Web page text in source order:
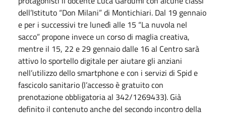
dell’Istituto “Don Milani” di Montichiari. Dal 19 gennaio
e per i successivi tre lunedì alle 15 “La nuvola nel
sacco” propone invece un corso di maglia creativa,
mentre il 15, 22 e 29 gennaio dalle 16 al Centro sarà
attivo lo sportello digitale per aiutare gli anziani
nell’utilizzo dello smartphone e con i servizi di Spid e
fascicolo sanitario (l’accesso è gratuito con
prenotazione obbligatoria al 342/1269433). Già
definito il contenuto anche del secondo incontro della